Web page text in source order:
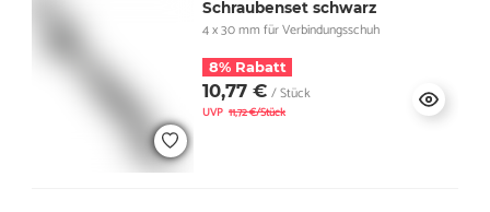
Schraubenset schwarz
4 x 30 mm für Verbindungsschuh
8% Rabatt
10,77 € / Stück
UVP 11,72 €/Stück